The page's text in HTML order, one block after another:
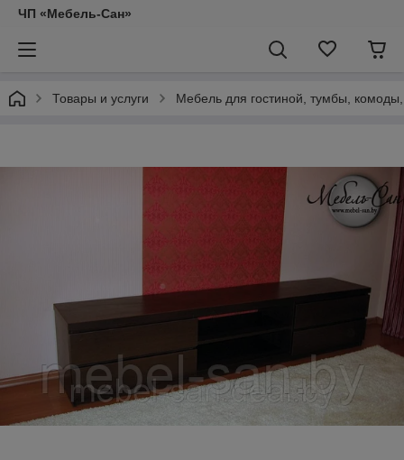
ЧП «Мебель-Сан»
Товары и услуги Мебель для гостиной, тумбы,